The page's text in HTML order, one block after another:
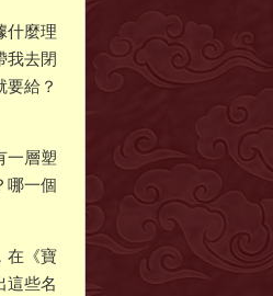
什麼理
我去閉
給？
一層塑
哪一個
在《寶
這些名